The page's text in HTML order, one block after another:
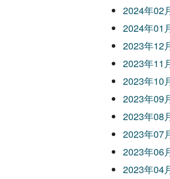
2024年02
2024年01
2023年12
2023年11
2023年10
2023年09
2023年08
2023年07
2023年06
2023年04